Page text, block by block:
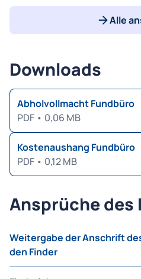
Alle
Downloads
Abholvollmacht Fundbüro
PDF • 0,06 MB
Kostenaushang Fundbüro
PDF • 0,12 MB
Ansprüche des
Weitergabe der Anschrift
den Finder